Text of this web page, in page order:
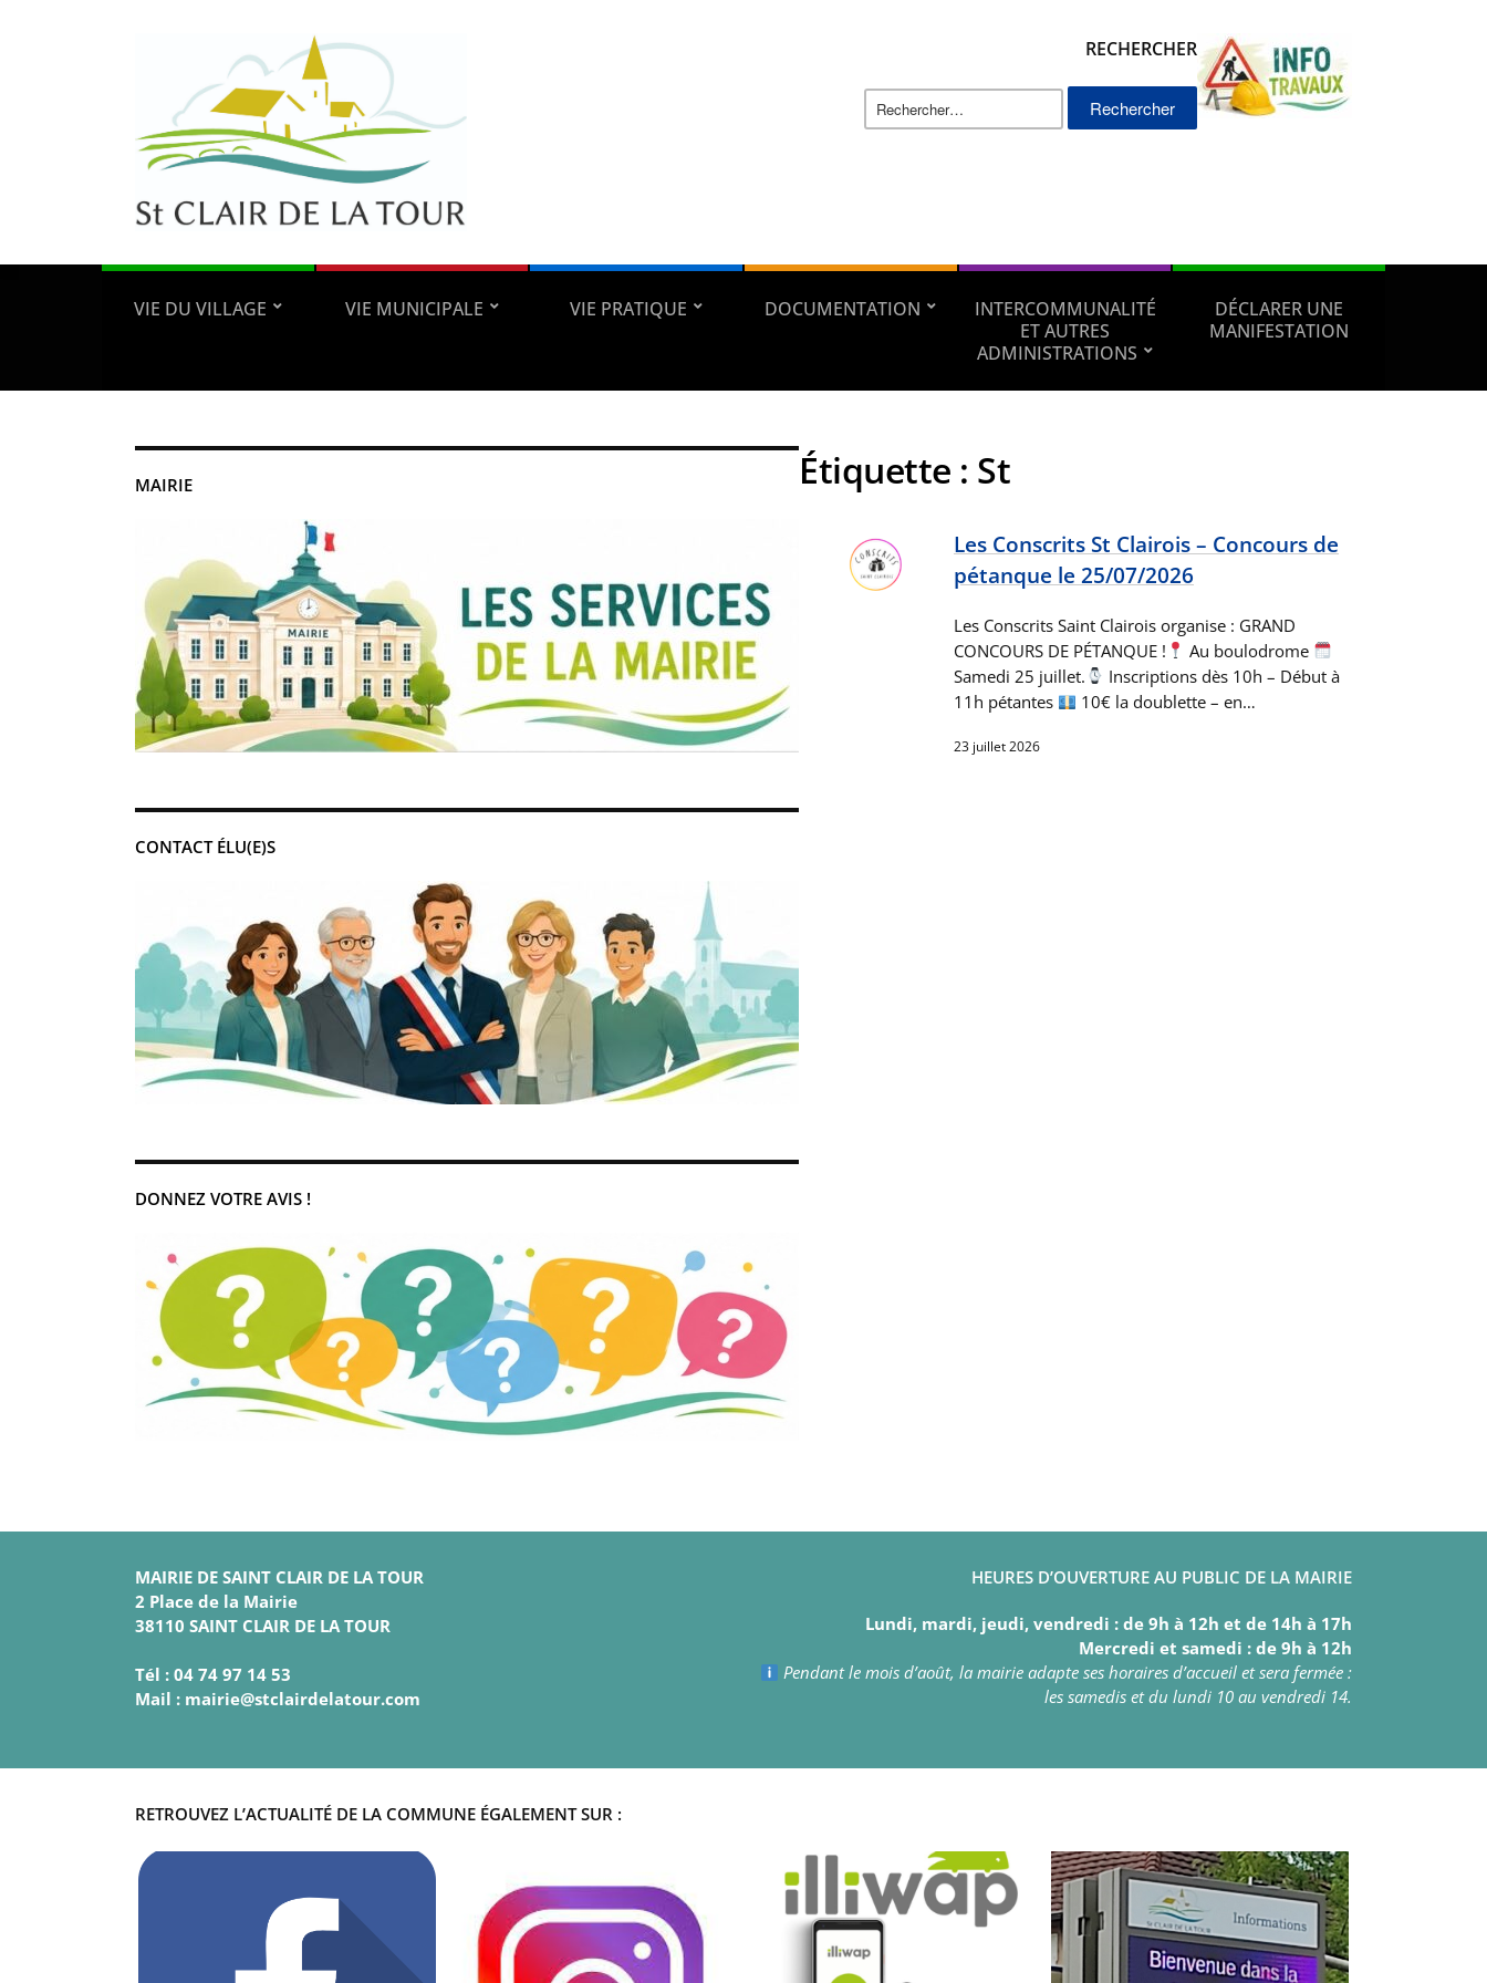
RECHERCHER
Rechercher :
VIE DU VILLAGE VIE MUNICIPALE VIE PRATIQUE DOCUMENTATION
INTERCOMMUNALITÉ
ET AUTRES
ADMINISTRATIONS
DÉCLARER UNE
MANIFESTATION
MAIRIE
CONTACT ÉLU(E)S
DONNEZ VOTRE AVIS !
Étiquette : St
Les Conscrits St Clairois – Concours de
pétanque le 25/07/2026
Les Conscrits Saint Clairois organise : GRAND
CONCOURS DE PÉTANQUE !
Au boulodrome
Samedi 25 juillet.
Inscriptions dès 10h – Début à
11h pétantes
10€ la doublette – en…
23 juillet 2026
MAIRIE DE SAINT CLAIR DE LA TOUR
2 Place de la Mairie
38110 SAINT CLAIR DE LA TOUR
Tél : 04 74 97 14 53
Mail : mairie@stclairdelatour.com
HEURES D’OUVERTURE AU PUBLIC DE LA MAIRIE
Lundi, mardi, jeudi, vendredi : de 9h à 12h et de 14h à 17h
Mercredi et samedi : de 9h à 12h
Pendant le mois d’août, la mairie adapte ses horaires d’accueil et sera fermée :
les samedis et du lundi 10 au vendredi 14.
RETROUVEZ L’ACTUALITÉ DE LA COMMUNE ÉGALEMENT SUR :